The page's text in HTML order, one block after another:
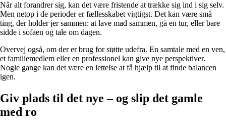
Når alt forandrer sig, kan det være fristende at trække sig ind i sig selv.
Men netop i de perioder er fællesskabet vigtigst. Det kan være små
ting, der holder jer sammen: at lave mad sammen, gå en tur, eller bare
sidde i sofaen og tale om dagen.
Overvej også, om der er brug for støtte udefra. En samtale med en ven,
et familiemedlem eller en professionel kan give nye perspektiver.
Nogle gange kan det være en lettelse at få hjælp til at finde balancen
igen.
Giv plads til det nye – og slip det gamle
med ro